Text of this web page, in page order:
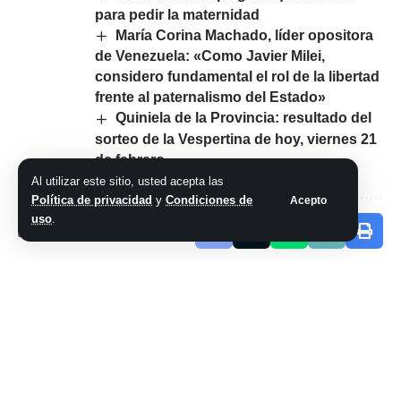
Al utilizar este sitio, usted acepta las
Política de privacidad y Condiciones de
uso.
Acepto
para pedir la maternidad
María Corina Machado, líder opositora
de Venezuela: «Como Javier Milei,
considero fundamental el rol de la libertad
frente al paternalismo del Estado»
Quiniela de la Provincia: resultado del
sorteo de la Vespertina de hoy, viernes 21
de febrero
Comparte este artículo